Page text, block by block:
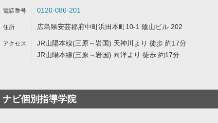
0120-086-201
広島県安芸郡府中町浜田本町10-1 陰山ビル 202
JR山陽本線(三原～岩国) 天神川より 徒歩 約17分
JR山陽本線(三原～岩国) 向洋より 徒歩 約17分
ナビ個別指導学院